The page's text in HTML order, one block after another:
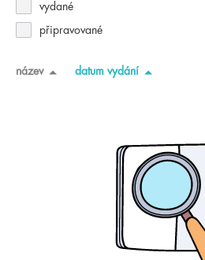
vydané
připravované
název datum vydání